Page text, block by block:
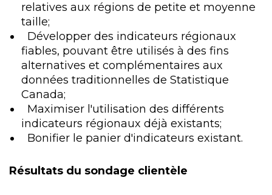
relatives aux régions de petite et moyenne
taille;
Développer des indicateurs régionaux
fiables, pouvant être utilisés à des fins
alternatives et complémentaires aux
données traditionnelles de Statistique
Canada;
Maximiser l'utilisation des différents
indicateurs régionaux déjà existants;
Bonifier le panier d'indicateurs existant.
Résultats du sondage clientèle